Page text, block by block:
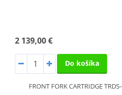
2 139,00 €
Do košíka
FRONT FORK CARTRIDGE